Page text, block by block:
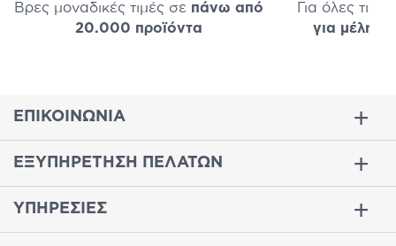
Βρες μοναδικές τιμές σε πάνω από
20.000 προϊόντα
Για όλες τις
για μέλη
ΕΠΙΚΟΙΝΩΝΙΑ
ΕΞΥΠΗΡΕΤΗΣΗ ΠΕΛΑΤΩΝ
ΥΠΗΡΕΣΙΕΣ